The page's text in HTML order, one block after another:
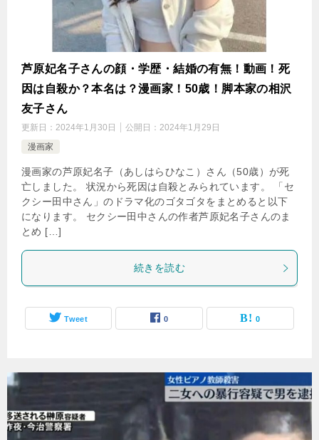
芦原妃名子さんの顔・学歴・結婚の有無！動画！死
因は自殺か？本名は？漫画家！50歳！脚本家の相沢
友子さん
更新日： 2024年1月30日 公開日： 2024年1月29日
漫画家
漫画家の芦原妃名子（あしはらひなこ）さん（50歳）が死
亡しました。 状況から死因は自殺とみられています。 「セ
クシー田中さん」のドラマ化のゴタゴタをまとめると以下
になります。 セクシー田中さんの作者芦原妃名子さんのま
とめ […]
続きを読む
Tweet 0 0